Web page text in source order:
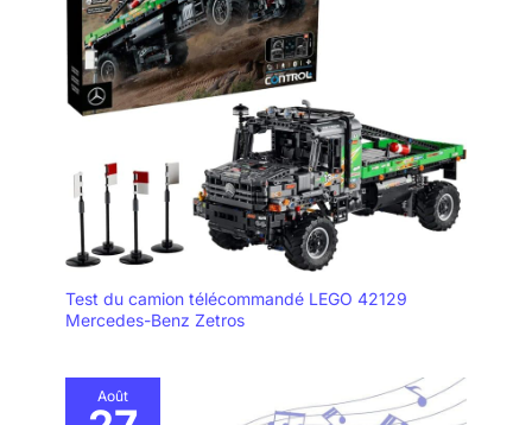
Test du camion télécommandé LEGO 42129
Mercedes-Benz Zetros
Août